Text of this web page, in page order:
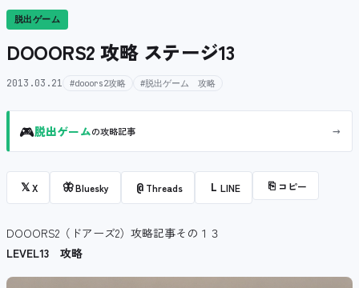
脱出ゲーム
DOOORS2 攻略 ステージ13
2013.03.21 #dooors2攻略 #脱出ゲーム 攻略
🎮脱出ゲームの攻略記事 →
𝕏X 🦋Bluesky @ Threads L LINE ⎘ コピー
DOOORS2（ドアーズ2）攻略記事その１３
LEVEL13 攻略